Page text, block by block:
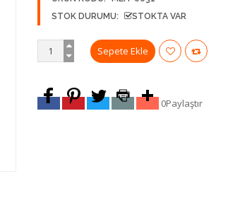
STOK DURUMU:
STOKTA VAR
0Paylaştır